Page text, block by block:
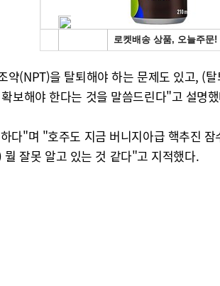
(NPT)을 탈퇴해야 하는 문제도 있고, (
보해야 한다는 것을 말씀드린다"고 설명
다"며 "호주도 지금 버니지아급 핵추진
잘못 알고 있는 것 같다"고 지적했다.